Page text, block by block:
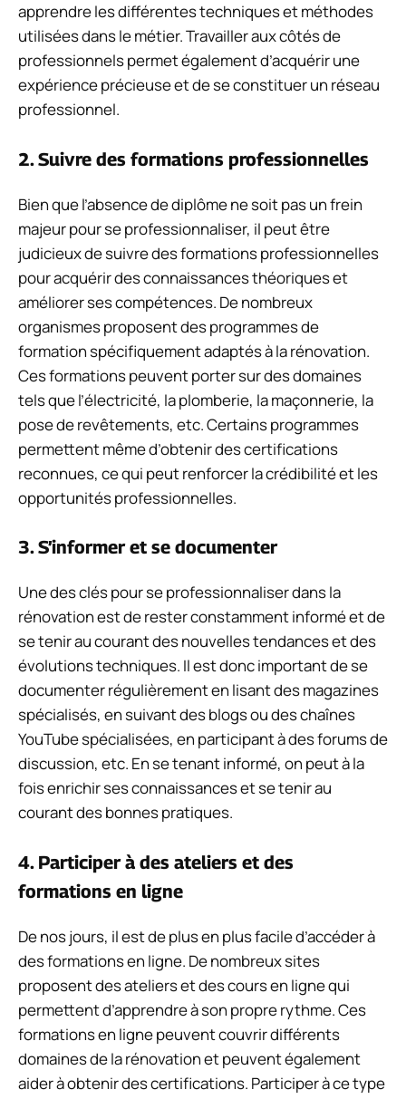
apprendre les différentes techniques et méthodes
utilisées dans le métier. Travailler aux côtés de
professionnels permet également d’acquérir une
expérience précieuse et de se constituer un réseau
professionnel.
2. Suivre des formations professionnelles
Bien que l’absence de diplôme ne soit pas un frein
majeur pour se professionnaliser, il peut être
judicieux de suivre des formations professionnelles
pour acquérir des connaissances théoriques et
améliorer ses compétences. De nombreux
organismes proposent des programmes de
formation spécifiquement adaptés à la rénovation.
Ces formations peuvent porter sur des domaines
tels que l’électricité, la plomberie, la maçonnerie, la
pose de revêtements, etc. Certains programmes
permettent même d’obtenir des certifications
reconnues, ce qui peut renforcer la crédibilité et les
opportunités professionnelles.
3. S’informer et se documenter
Une des clés pour se professionnaliser dans la
rénovation est de rester constamment informé et de
se tenir au courant des nouvelles tendances et des
évolutions techniques. Il est donc important de se
documenter régulièrement en lisant des magazines
spécialisés, en suivant des blogs ou des chaînes
YouTube spécialisées, en participant à des forums de
discussion, etc. En se tenant informé, on peut à la
fois enrichir ses connaissances et se tenir au
courant des bonnes pratiques.
4. Participer à des ateliers et des
formations en ligne
De nos jours, il est de plus en plus facile d’accéder à
des formations en ligne. De nombreux sites
proposent des ateliers et des cours en ligne qui
permettent d’apprendre à son propre rythme. Ces
formations en ligne peuvent couvrir différents
domaines de la rénovation et peuvent également
aider à obtenir des certifications. Participer à ce type